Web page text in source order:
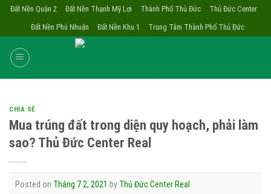
Skip
content
Đất Nền Quận 2 Đất Nền Thạnh Mỹ Lợi Thành Phố Thủ Đức
Thủ Đức Center
Đất Nền Phú Nhuận
Đất Nền Khu 1 Trung Tâm Thành Phố Thủ Đức
CHIA SẺ
Mua trúng đất trong diện quy hoạch, phải làm
sao? Thủ Đức Center Real
Posted on Tháng 7 2, 2021 by Thủ Đức Center Real